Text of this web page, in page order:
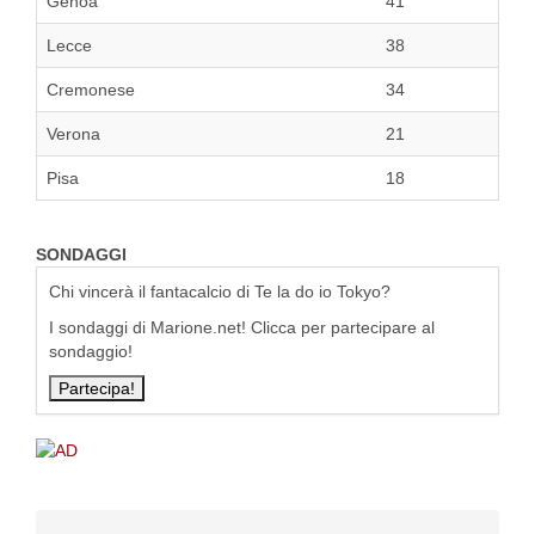
Lecce 38
Cremonese 34
Verona 21
Pisa 18
SONDAGGI
Chi vincerà il fantacalcio di Te la do io Tokyo?
I sondaggi di Marione.net! Clicca per partecipare al
sondaggio!